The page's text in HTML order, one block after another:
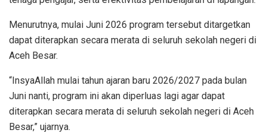
Menurutnya, mulai Juni 2026 program tersebut ditargetkan
dapat diterapkan secara merata di seluruh sekolah negeri di
Aceh Besar.
“InsyaAllah mulai tahun ajaran baru 2026/2027 pada bulan
Juni nanti, program ini akan diperluas lagi agar dapat
diterapkan secara merata di seluruh sekolah negeri di Aceh
Besar,” ujarnya.